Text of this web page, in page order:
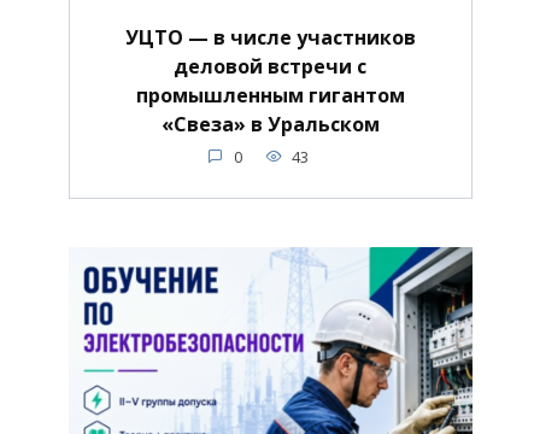
УЦТО — в числе участников
деловой встречи с
промышленным гигантом
«Свеза» в Уральском
0 43